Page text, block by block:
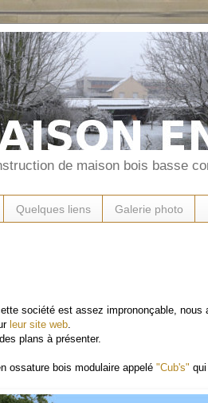
de maison bois basse
Quelques liens Galerie photo
société est assez imprononçable, nous
leur site web
plans à présenter.
ossature bois modulaire appelé "Cub's"